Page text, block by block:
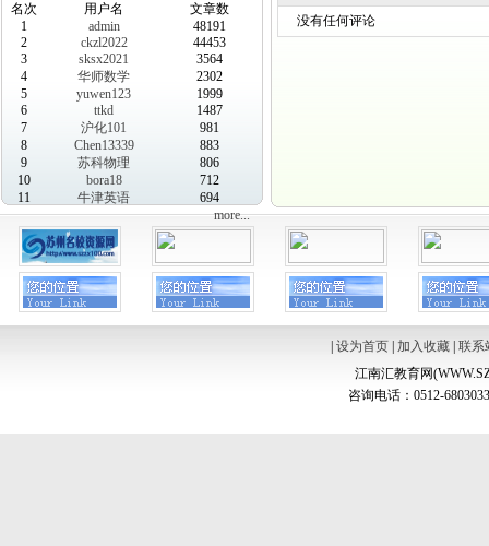
名次 用户名
文章数
1
admin
48191
2
ckzl2022
44453
3
sksx2021
3564
4
华师数学
2302
5
yuwen123
1999
6
ttkd
1487
7
沪化101
981
8
Chen13339
883
9
苏科物理
806
10
bora18
712
11
牛津英语
694
more...
没有任何评论
设为首页| 加入收藏| 联系
江南汇教育网
咨询电话：0512-